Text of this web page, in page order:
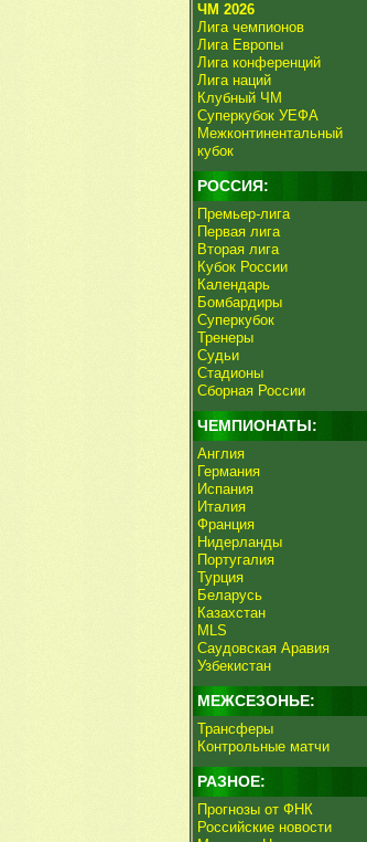
ЧМ 2026
Лига чемпионов
Лига Европы
Лига конференций
Лига наций
Клубный ЧМ
Суперкубок УЕФА
Межконтинентальный
кубок
РОССИЯ:
Премьер-лига
Первая лига
Вторая лига
Кубок России
Календарь
Бомбардиры
Суперкубок
Тренеры
Судьи
Стадионы
Сборная России
ЧЕМПИОНАТЫ:
Англия
Германия
Испания
Италия
Франция
Нидерланды
Португалия
Турция
Беларусь
Казахстан
MLS
Саудовская Аравия
Узбекистан
МЕЖСЕЗОНЬЕ:
Трансферы
Контрольные матчи
РАЗНОЕ:
Прогнозы от ФНК
Российские новости